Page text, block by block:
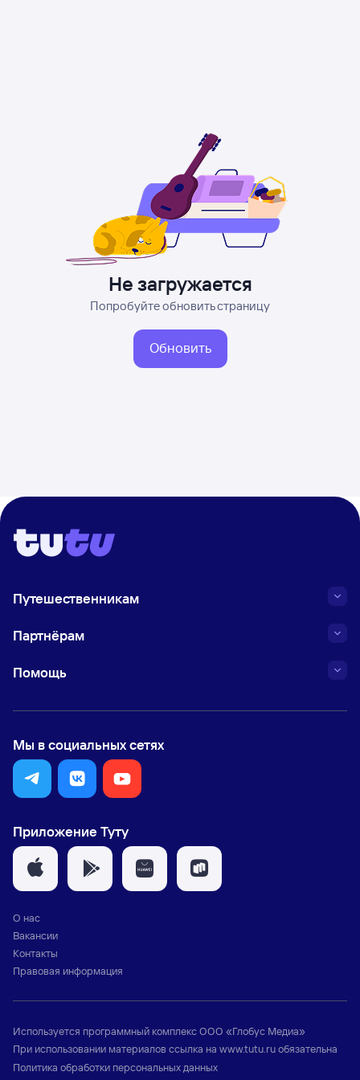
Не загружается
Попробуйте обновить страницу
Обновить
Путешественникам
Партнёрам
Помощь
Мы в социальных сетях
Приложение Туту
О нас
Вакансии
Контакты
Правовая информация
Используется программный комплексООО «Глобус Медиа»
При использовании материалов ссылка на www.tutu.ruобязательна
Политика обработки персональных данных